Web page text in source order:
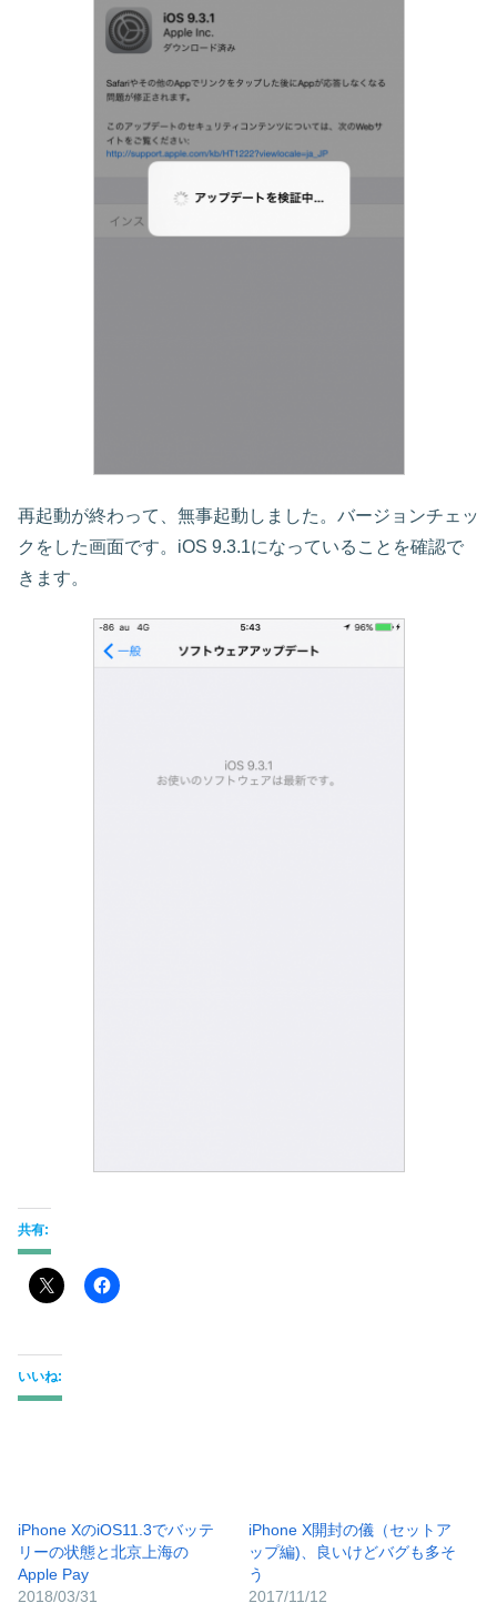
再起動が終わって、無事起動しました。バージョンチェッ
クをした画面です。iOS 9.3.1になっていることを確認で
きます。
共有:
いいね:
iPhone XのiOS11.3でバッテ
リーの状態と北京上海の
Apple Pay
2018/03/31
iPhone X開封の儀（セットア
ップ編)、良いけどバグも多そ
う
2017/11/12